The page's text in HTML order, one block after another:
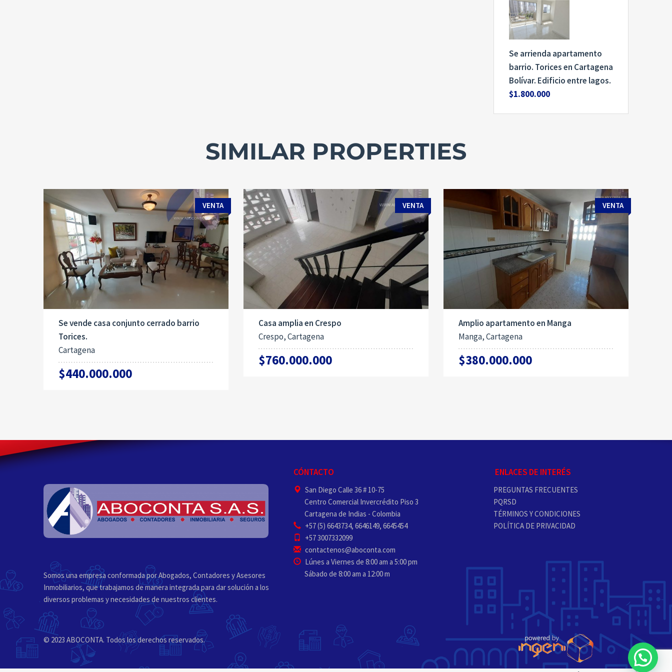
Se arrienda apartamento
barrio. Torices en Cartagena
Bolívar. Edificio entre lagos.
$1.800.000
SIMILAR PROPERTIES
VENTA
Se vende casa conjunto cerrado barrio
Torices.
Cartagena
$440.000.000
VENTA
Casa amplia en Crespo
Crespo, Cartagena
$760.000.000
VENTA
Amplio apartamento en Manga
Manga, Cartagena
$380.000.000
Somos una empresa conformada por Abogados, Contadores y Asesores
Inmobiliarios, que trabajamos de manera integrada para dar solución a los
diversos problemas y necesidades de nuestros clientes.
CÓNTACTO
San Diego Calle 36 # 10-75
Centro Comercial Invercrédito Piso 3
Cartagena de Indias - Colombia
+57 (5) 6643734, 6646149, 6645454
+57 3007332099
contactenos@aboconta.com
Lúnes a Viernes de 8:00 am a 5:00 pm
Sábado de 8:00 am a 12:00 m
ENLACES DE INTERÉS
PREGUNTAS FRECUENTES
PQRSD
TÉRMINOS Y CONDICIONES
POLÍTICA DE PRIVACIDAD
© 2023 ABOCONTA. Todos los derechos reservados.